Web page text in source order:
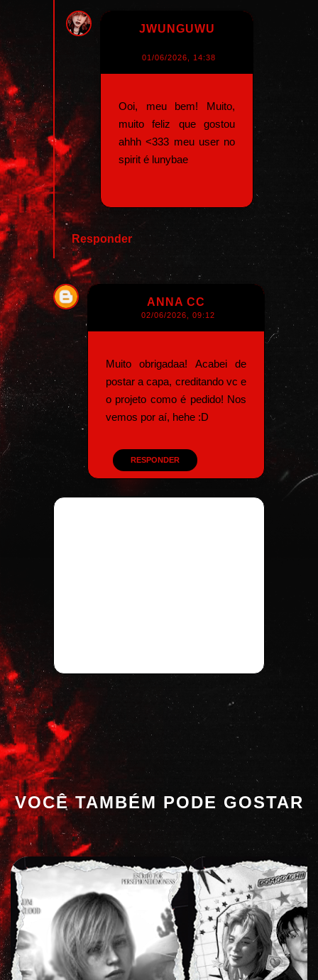
JWUNGUWU
01/06/2026, 14:38
Ooi, meu bem! Muito,
muito feliz que gostou
ahhh <333 meu user no
spirit é lunybae
Responder
ANNA CC
02/06/2026, 09:12
Muito obrigadaa! Acabei de
postar a capa, creditando vc e
o projeto como é pedido! Nos
vemos por aí, hehe :D
RESPONDER
VOCÊ TAMBÉM PODE GOSTAR